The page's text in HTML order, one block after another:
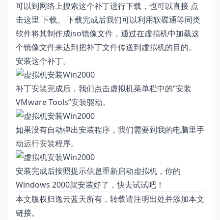
可以到网络上搜索这个补丁进行下载，也可以直接 点
击这里 下载。 下载完成后我们可以利用软碟通等同类
软件将其制作成iso镜像文件，通过在虚拟机中加载这
个镜像文件来达到把补丁文件传送到虚拟机的目的。
安装这个补丁。
补丁安装完成后，我们点击虚拟机菜单栏中的“安装
VMware Tools”安装驱动。
如果没有自动弹出安装程序，我们需要到我的电脑里手
动运行安装程序。
安装完成后按照提示信息重新启动虚拟机，你的
Windows 2000就安装好了，快去试试吧！
本文版权归逸云蓝天所有，转载请注明出处并添加本文
链接。